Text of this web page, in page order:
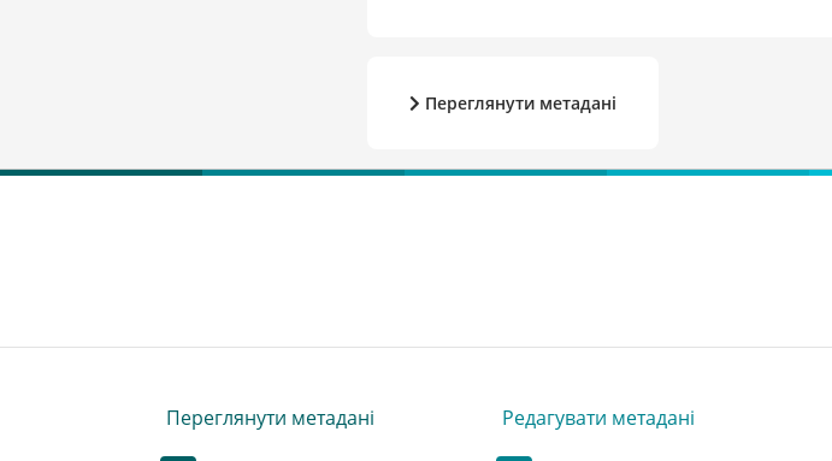
Переглянути метадані
Переглянути метадані Редагувати метадані